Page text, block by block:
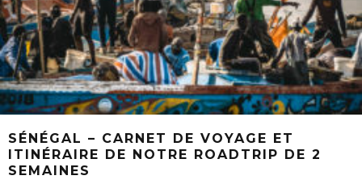
SÉNÉGAL – CARNET DE VOYAGE ET
ITINÉRAIRE DE NOTRE ROADTRIP DE 2
SEMAINES